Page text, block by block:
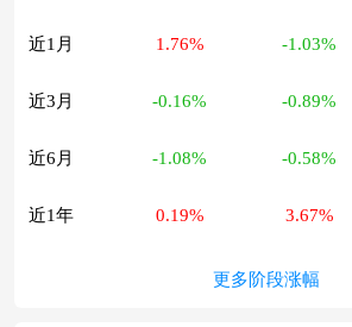
近1月 1.76% -1.03%
近3月 -0.16% -0.89%
近6月 -1.08% -0.58%
近1年 0.19% 3.67%
更多阶段涨幅